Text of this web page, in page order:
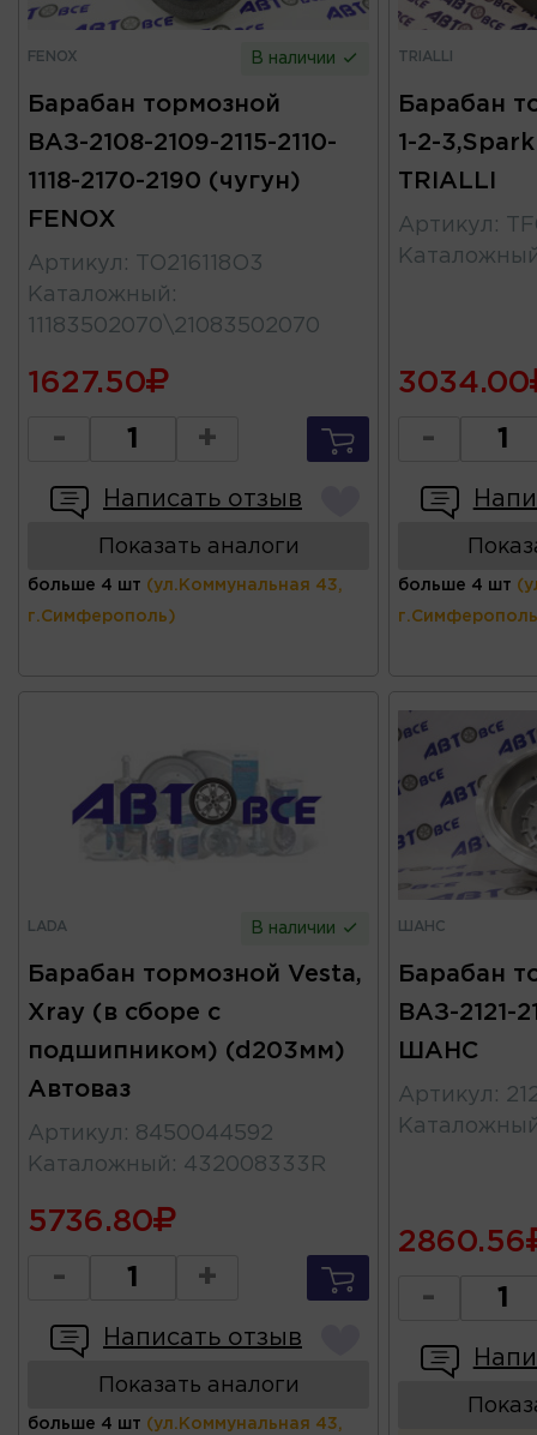
FENOX В наличии
Барабан тормозной
ВАЗ-2108-2109-2115-2110-
1118-2170-2190 (чугун)
FENOX
Артикул :
TO216118O3
Каталожный :
11183502070\21083502070
1627.50
- +
Написать отзыв
Показать аналоги
больше 4 шт (ул.Коммунальная 43,
г.Симферополь)
TRIALLI
Барабан
1-2-
TRIALLI
Артикул :
3034.00
-
больше 4 шт
LADA В наличии
Барабан тормозной Vesta,
Xray (в сборе c
подшипником) (d203мм)
Автоваз
Артикул : 8450044592
Каталожный : 432008333R
5736.80
- +
Написать отзыв
Показать аналоги
больше 4 шт (ул.Коммунальная 43,
ШАНС
Барабан
ВАЗ-2121-
ШАНС
Артикул :
2860.56
-